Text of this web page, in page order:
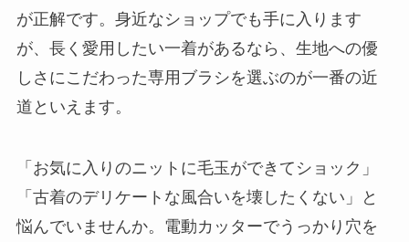
が正解です。身近なショップでも手に入ります
が、長く愛用したい一着があるなら、生地への優
しさにこだわった専用ブラシを選ぶのが一番の近
道といえます。
「お気に入りのニットに毛玉ができてショック」
「古着のデリケートな風合いを壊したくない」と
悩んでいませんか。電動カッターでうっかり穴を